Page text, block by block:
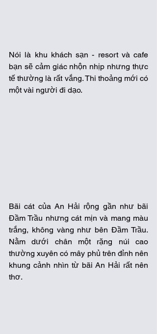
Nói là khu khách sạn - resort và cafe
bạn sẽ cảm giác nhộn nhịp nhưng thực
tế thường là rất vắng. Thi thoảng mới có
một vài người đi dạo.
Bãi cát của An Hải rộng gần như bãi
Đầm Trầu nhưng cát mịn và mang màu
trắng, không vàng như bên Đầm Trầu.
Nằm dưới chân một rặng núi cao
thường xuyên có mây phủ trên đỉnh nên
khung cảnh nhìn từ bãi An Hải rất nên
thơ.